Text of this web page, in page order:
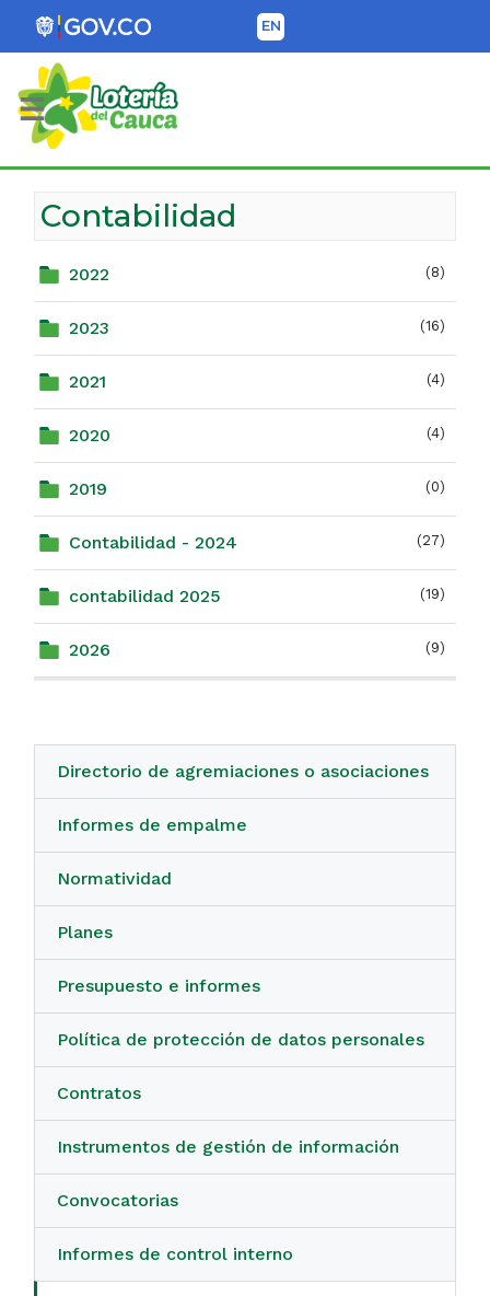
EN
Lotería del Cauca
Contabilidad
2022 (8)
2023 (16)
2021 (4)
2020 (4)
2019 (0)
Contabilidad - 2024 (27)
contabilidad 2025 (19)
2026 (9)
Directorio de agremiaciones o asociaciones
Informes de empalme
Normatividad
Planes
Presupuesto e informes
Política de protección de datos personales
Contratos
Instrumentos de gestión de información
Convocatorias
Informes de control interno